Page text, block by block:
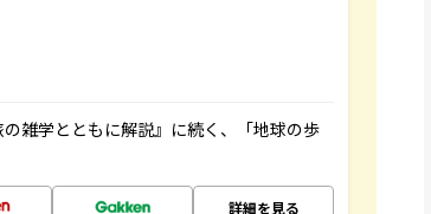
雑学とともに解説』に続く、「地球の歩
詳細を見る